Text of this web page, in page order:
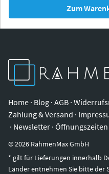
Zum
Home · Blog · AGB ·
Zahlung & Versand ·
· Newsletter ·
©2026 RahmenMax GmbH
* gilt für Lieferungen innerhalb
Länder entnehmen Sie bitte der